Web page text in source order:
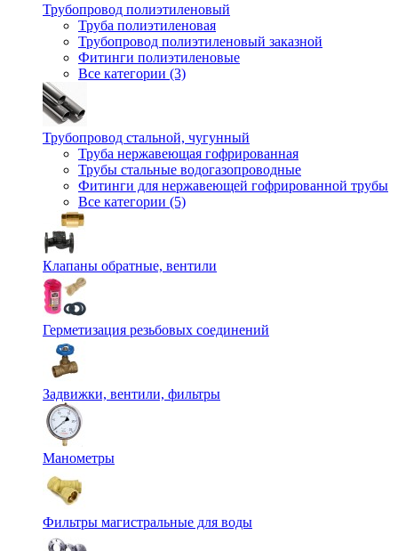
Трубопровод полиэтиленовый
Труба полиэтиленовая
Трубопровод полиэтиленовый заказной
Фитинги полиэтиленовые
Все категории (3)
Трубопровод стальной, чугунный
Труба нержавеющая гофрированная
Трубы стальные водогазопроводные
Фитинги для нержавеющей гофрированной трубы
Все категории (5)
Клапаны обратные, вентили
Герметизация резьбовых соединений
Задвижки, вентили, фильтры
Манометры
Фильтры магистральные для воды